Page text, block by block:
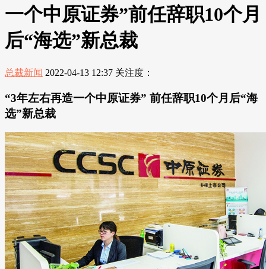
一个中原证券”前任辞职10个月
后“海选”新总裁
总裁新闻 2022-04-13 12:37 关注度：
“3年左右再造一个中原证券” 前任辞职10个月后“海
选”新总裁